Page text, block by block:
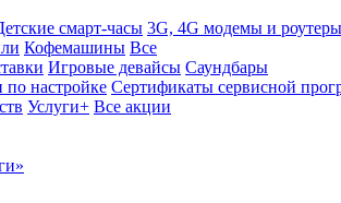
смарт-часы 3G, 4G модемы и роутеры
Кофемашины Все
Игровые девайсы Саундбары
по настройке Сертификаты сервисной
Услуги+ Все акции